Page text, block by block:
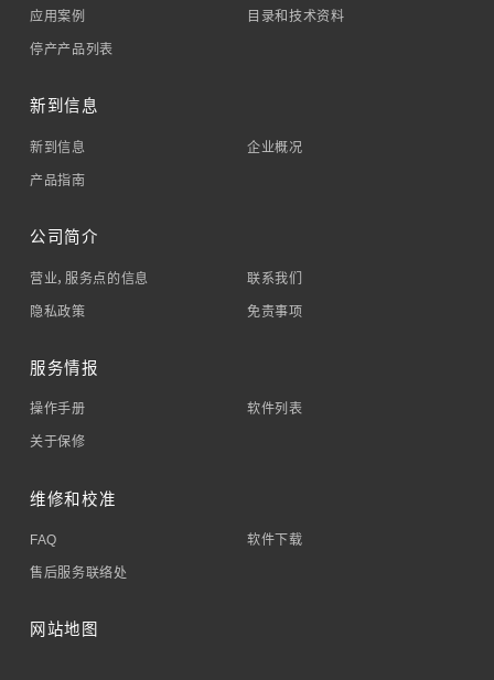
应用案例 目录和技术资料
停产产品列表
新到信息
新到信息 企业概况
产品指南
公司简介
营业，服务点的信息 联系我们
隐私政策 免责事项
服务情报
操作手册 软件列表
关于保修
维修和校准
FAQ 软件下载
售后服务联络处
网站地图